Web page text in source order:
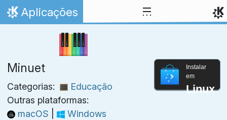
Ir para o conteúdo
Início
Aplicações
Minuet
Categorias:
Educação
Outras plataformas:
macOS
Windows
Instalar
em
Linux